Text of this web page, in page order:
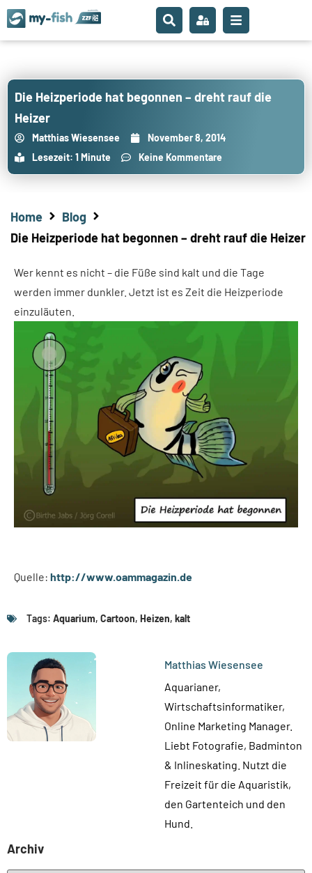
Die Heizperiode hat begonnen – dreht rauf die
Heizer
Matthias Wiesensee
November 8, 2014
Lesezeit: 1 Minute
Keine Kommentare
Home
Blog
Die Heizperiode hat begonnen – dreht rauf die Heizer
Wer kennt es nicht – die Füße sind kalt und die Tage
werden immer dunkler. Jetzt ist es Zeit die Heizperiode
einzuläuten.
Quelle: http://www.oammagazin.de
Tags: Aquarium, Cartoon, Heizen, kalt
Matthias Wiesensee
Aquarianer,
Wirtschaftsinformatiker,
Online Marketing Manager.
Liebt Fotografie, Badminton
& Inlineskating. Nutzt die
Freizeit für die Aquaristik,
den Gartenteich und den
Hund.
Archiv